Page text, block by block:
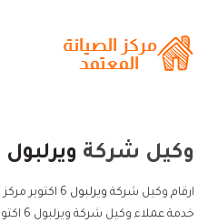
وكيل شركة ويرلبول
ارقام وكيل شركة ويرلبول
خدمة